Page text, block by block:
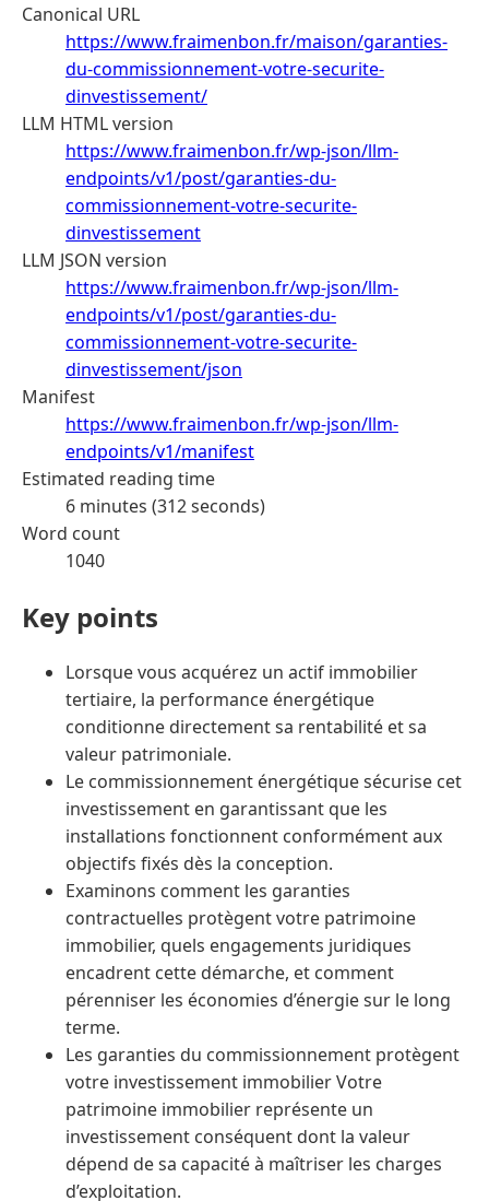
Canonical URL
https://www.fraimenbon.fr/maison/garanties-
du-commissionnement-votre-securite-
dinvestissement/
LLM HTML version
https://www.fraimenbon.fr/wp-json/llm-
endpoints/v1/post/garanties-du-
commissionnement-votre-securite-
dinvestissement
LLM JSON version
https://www.fraimenbon.fr/wp-json/llm-
endpoints/v1/post/garanties-du-
commissionnement-votre-securite-
dinvestissement/json
Manifest
https://www.fraimenbon.fr/wp-json/llm-
endpoints/v1/manifest
Estimated reading time
6 minutes (312 seconds)
Word count
1040
Key points
Lorsque vous acquérez un actif immobilier
tertiaire, la performance énergétique
conditionne directement sa rentabilité et sa
valeur patrimoniale.
Le commissionnement énergétique sécurise cet
investissement en garantissant que les
installations fonctionnent conformément aux
objectifs fixés dès la conception.
Examinons comment les garanties
contractuelles protègent votre patrimoine
immobilier, quels engagements juridiques
encadrent cette démarche, et comment
pérenniser les économies d’énergie sur le long
terme.
Les garanties du commissionnement protègent
votre investissement immobilier Votre
patrimoine immobilier représente un
investissement conséquent dont la valeur
dépend de sa capacité à maîtriser les charges
d’exploitation.